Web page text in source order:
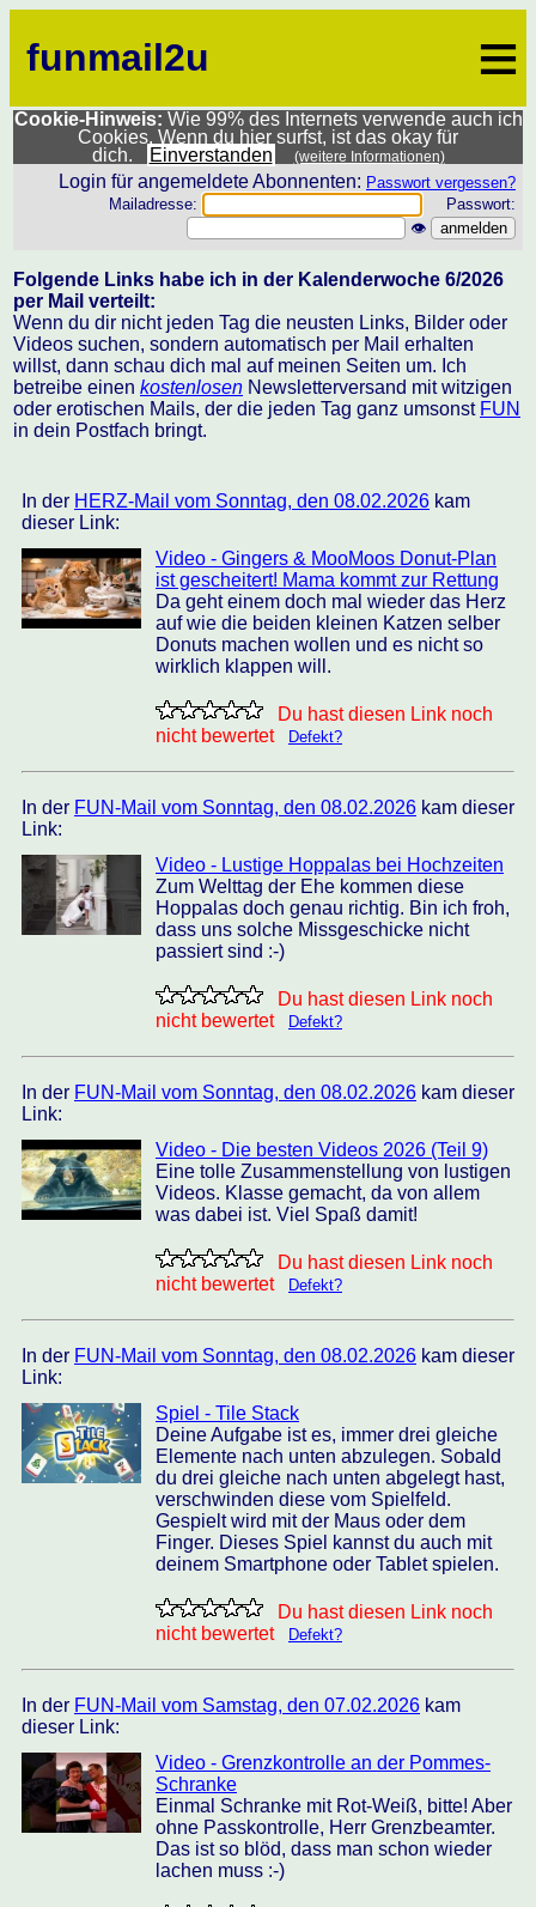
funmail2u ≡
Cookie-Hinweis: Wie 99% des Internets verwende auch ich
Cookies. Wenn du hier surfst, ist das okay für
dich.
Einverstanden (weitere Informationen)
Login für angemeldete Abonnenten: Passwort vergessen?
Mailadresse:
Passwort:
👁
Folgende Links habe ich in der Kalenderwoche 6/2026
per Mail verteilt:
Wenn du dir nicht jeden Tag die neusten Links, Bilder oder
Videos suchen, sondern automatisch per Mail erhalten
willst, dann schau dich mal auf meinen Seiten um. Ich
betreibe einen kostenlosen Newsletterversand mit witzigen
oder erotischen Mails, der die jeden Tag ganz umsonst FUN
in dein Postfach bringt.
In der HERZ-Mail vom Sonntag, den 08.02.2026 kam
dieser Link:
Video - Gingers & MooMoos Donut-Plan
ist gescheitert! Mama kommt zur Rettung
Da geht einem doch mal wieder das Herz
auf wie die beiden kleinen Katzen selber
Donuts machen wollen und es nicht so
wirklich klappen will.
Du hast diesen Link noch
nicht bewertet
Defekt?
In der FUN-Mail vom Sonntag, den 08.02.2026 kam dieser
Link:
Video - Lustige Hoppalas bei Hochzeiten
Zum Welttag der Ehe kommen diese
Hoppalas doch genau richtig. Bin ich froh,
dass uns solche Missgeschicke nicht
passiert sind :-)
Du hast diesen Link noch
nicht bewertet
Defekt?
In der FUN-Mail vom Sonntag, den 08.02.2026 kam dieser
Link:
Video - Die besten Videos 2026 (Teil 9)
Eine tolle Zusammenstellung von lustigen
Videos. Klasse gemacht, da von allem
was dabei ist. Viel Spaß damit!
Du hast diesen Link noch
nicht bewertet
Defekt?
In der FUN-Mail vom Sonntag, den 08.02.2026 kam dieser
Link:
Spiel - Tile Stack
Deine Aufgabe ist es, immer drei gleiche
Elemente nach unten abzulegen. Sobald
du drei gleiche nach unten abgelegt hast,
verschwinden diese vom Spielfeld.
Gespielt wird mit der Maus oder dem
Finger. Dieses Spiel kannst du auch mit
deinem Smartphone oder Tablet spielen.
Du hast diesen Link noch
nicht bewertet
Defekt?
In der FUN-Mail vom Samstag, den 07.02.2026 kam
dieser Link:
Video - Grenzkontrolle an der Pommes-
Schranke
Einmal Schranke mit Rot-Weiß, bitte! Aber
ohne Passkontrolle, Herr Grenzbeamter.
Das ist so blöd, dass man schon wieder
lachen muss :-)